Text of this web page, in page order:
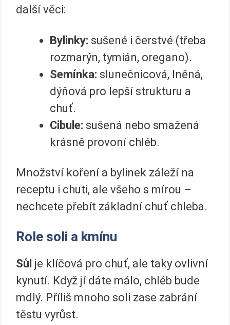
další věci:
Bylinky: sušené i čerstvé (třeba
rozmarýn, tymián, oregano).
Semínka: slunečnicová, lněná,
dýňová pro lepší strukturu a
chuť.
Cibule: sušená nebo smažená
krásně provoní chléb.
Množství koření a bylinek záleží na
receptu i chuti, ale všeho s mírou –
nechcete přebít základní chuť chleba.
Role soli a kmínu
Sůl je klíčová pro chuť, ale taky ovlivní
kynutí. Když jí dáte málo, chléb bude
mdlý. Příliš mnoho soli zase zabrání
těstu vyrůst.